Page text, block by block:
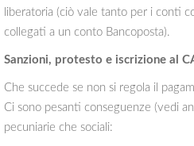
liberatoria (ciò vale tanto per i conti
collegati a un conto Bancoposta).
Sanzioni, protesto e iscrizione al
Che succede se non si regola il
Ci sono pesanti conseguenze (vedi
pecuniarie che sociali: